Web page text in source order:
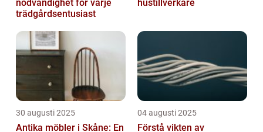
nödvändighet för varje
trädgårdsentusiast
hustillverkare
30 augusti 2025
Antika möbler i Skåne: En
04 augusti 2025
Förstå vikten av